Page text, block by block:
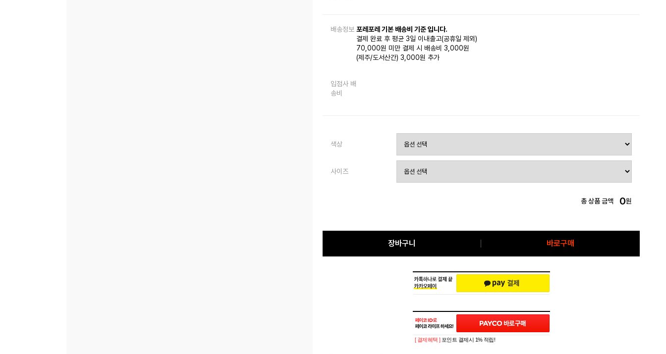
배송정보 포레포레 기본 배송비 기준 입니다.
결제 완료 후 평균 3일 이내출고(공휴일 제외)
70,000원 미만 결제 시 배송비 3,000원
(제주/도서산간) 3,000원 추가
입점사 배
송비
색상
사이즈
총 상품 금액 0원
장바구니 바로구매
[ 결제혜택 ] 포인트 결제시 1% 적립!